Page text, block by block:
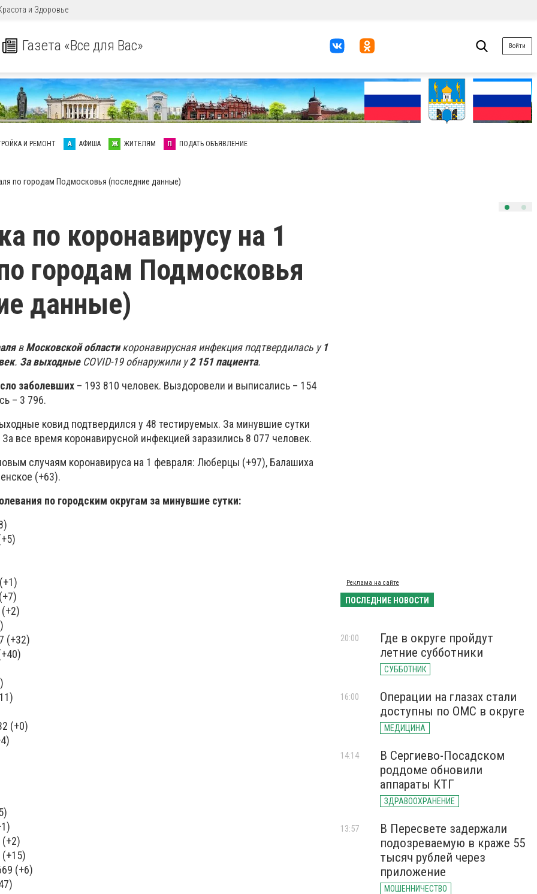
и Здоровье
Газета «Все для Вас» Войти
И РЕМОНТ А АФИША Ж ЖИТЕЛЯМ П ПОДАТЬ ОБЪЯВЛЕНИЕ
по городам Подмосковья (последние данные)
по коронавирусу на 1
городам Подмосковья
данные)
вМосковской областикоронавирусная инфекция подтвердилась у1
. За выходныеCOVID-19 обнаружили у2 151 пациента.
заболевших – 193 810 человек. Выздоровели и выписались – 154
– 3 796.
ковид подтвердился у 48 тестируемых. За минувшие сутки
все время коронавирусной инфекцией заразились 8 077 человек.
случаям коронавируса на 1 февраля: Люберцы (+97), Балашиха
(+63).
по городским округам за минувшие сутки:
(+32)
(+0)
(+2)
(+15)
(+6)
Реклама на сайте
ПОСЛЕДНИЕ НОВОСТИ
Где в округе пройдут
летние субботники
СУББОТНИК
20:00
Операции на глазах стали
доступны по ОМС в округе
МЕДИЦИНА
16:00
В Сергиево-Посадском
роддоме обновили
аппараты КТГ
ЗДРАВООХРАНЕНИЕ
14:14
В Пересвете задержали
подозреваемую в краже 55
тысяч рублей через
приложение
МОШЕННИЧЕСТВО
13:57